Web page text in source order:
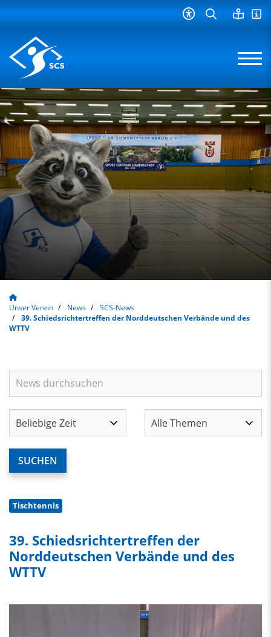
Unser Verein News
SCS-News
39. Schiedsrichtertreffen der Norddeutschen Verbände und des
WTTV
Tischtennis
39. Schiedsrichtertreffen der
Norddeutschen Verbände und des
WTTV